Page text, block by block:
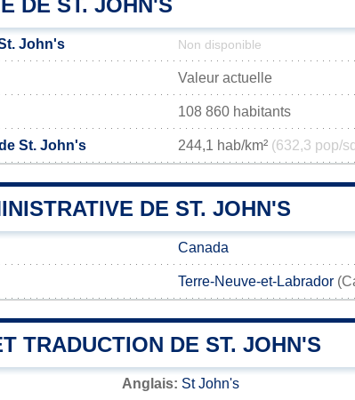
DE ST. JOHN'S
John's Non disponible
Valeur actuelle
108 860 habitants
St. John's 244,1 hab/km² (632,3 pop/
DE ST. JOHN'S
Canada
Terre-Neuve-et-Labrador
TRADUCTION DE ST. JOHN'S
Anglais: St John's